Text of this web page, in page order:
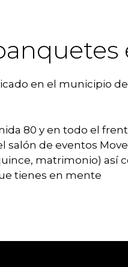
en el municipio
80 y en todo el
salón de eventos
matrimonio) así
tienes en mente